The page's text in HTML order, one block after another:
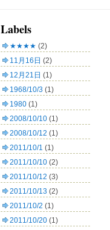
Labels
★★★★ (2)
11月16日 (2)
12月21日 (1)
1968/10/3 (1)
1980 (1)
2008/10/10 (1)
2008/10/12 (1)
2011/10/1 (1)
2011/10/10 (2)
2011/10/12 (3)
2011/10/13 (2)
2011/10/2 (1)
2011/10/20 (1)